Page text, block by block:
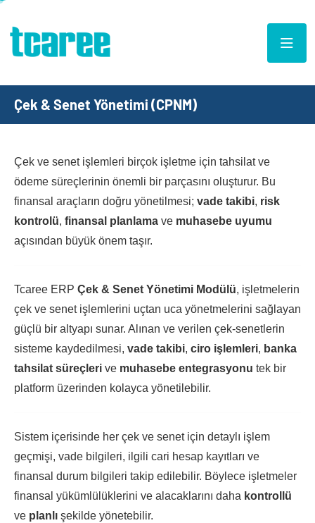
Çek & Senet Yönetimi (CPNM)
Çek ve senet işlemleri birçok işletme için tahsilat ve
ödeme süreçlerinin önemli bir parçasını oluşturur. Bu
finansal araçların doğru yönetilmesi; vade takibi, risk
kontrolü, finansal planlama ve muhasebe uyumu
açısından büyük önem taşır.
Tcaree ERP Çek & Senet Yönetimi Modülü, işletmelerin
çek ve senet işlemlerini uçtan uca yönetmelerini sağlayan
güçlü bir altyapı sunar. Alınan ve verilen çek-senetlerin
sisteme kaydedilmesi, vade takibi, ciro işlemleri, banka
tahsilat süreçleri ve muhasebe entegrasyonu tek bir
platform üzerinden kolayca yönetilebilir.
Sistem içerisinde her çek ve senet için detaylı işlem
geçmişi, vade bilgileri, ilgili cari hesap kayıtları ve
finansal durum bilgileri takip edilebilir. Böylece işletmeler
finansal yükümlülüklerini ve alacaklarını daha kontrollü
ve planlı şekilde yönetebilir.